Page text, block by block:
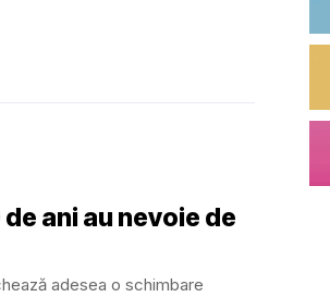
ani au nevoie de
adesea o schimbare